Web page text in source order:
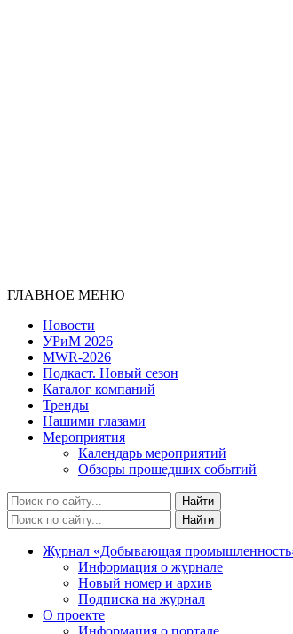
ГЛАВНОЕ МЕНЮ
Новости
УРиМ 2026
MWR-2026
Подкаст. Новый сезон
Каталог компаний
Тренды
Нашими глазами
Мероприятия
Календарь мероприятий
Обзоры прошедших событий
Журнал «Добывающая
Информация о журнале
Новый номер и архив
Подписка на журнал
О проекте
Информация о портале